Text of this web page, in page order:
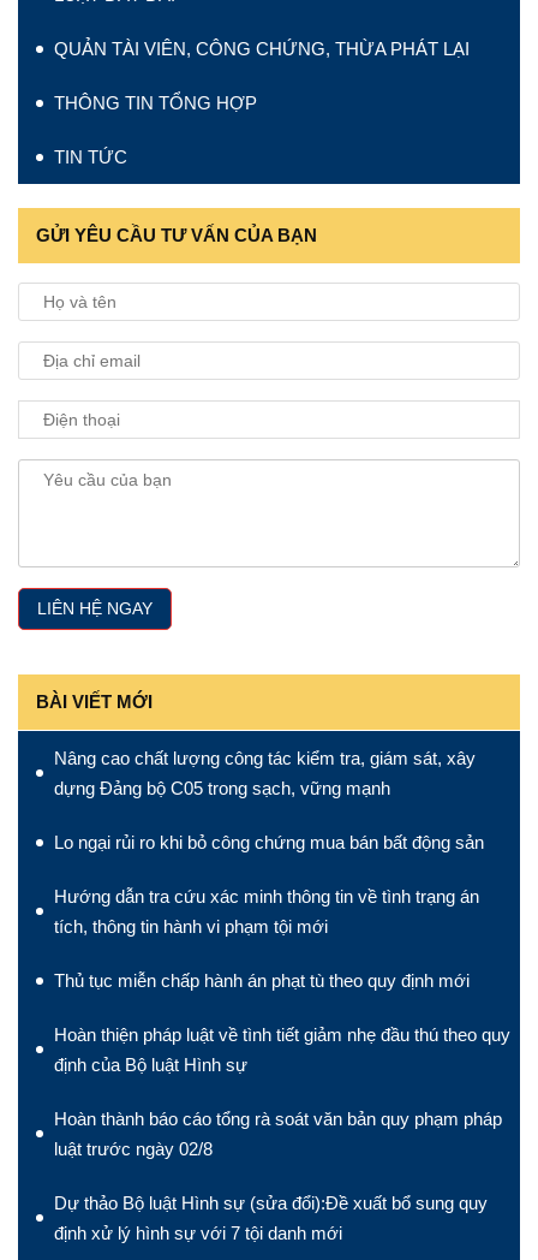
QUẢN TÀI VIÊN, CÔNG CHỨNG, THỪA PHÁT LẠI
THÔNG TIN TỔNG HỢP
TIN TỨC
GỬI YÊU CẦU TƯ VẤN CỦA BẠN
BÀI VIẾT MỚI
Nâng cao chất lượng công tác kiểm tra, giám sát, xây
dựng Đảng bộ C05 trong sạch, vững mạnh
Lo ngại rủi ro khi bỏ công chứng mua bán bất động sản
Hướng dẫn tra cứu xác minh thông tin về tình trạng án
tích, thông tin hành vi phạm tội mới
Thủ tục miễn chấp hành án phạt tù theo quy định mới
Hoàn thiện pháp luật về tình tiết giảm nhẹ đầu thú theo quy
định của Bộ luật Hình sự
Hoàn thành báo cáo tổng rà soát văn bản quy phạm pháp
luật trước ngày 02/8
Dự thảo Bộ luật Hình sự (sửa đổi):Đề xuất bổ sung quy
định xử lý hình sự với 7 tội danh mới